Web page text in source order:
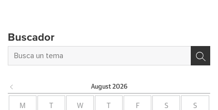
Buscador
August 2026
M W F S S